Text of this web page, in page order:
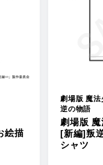
絵描
劇場版 魔
逆の物語
劇場版
[新編]叛
シャツ